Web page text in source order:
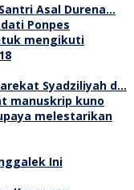
Asal Durena…
Syadziliyah d…
Ini